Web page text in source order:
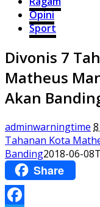
Opini
Sport
Divonis 7
Matheus
Akan
adminwarningtime
Tahanan Kota
Banding2018-06-
Share